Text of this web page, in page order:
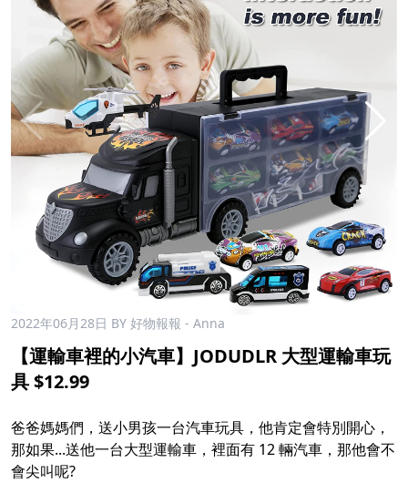
2022年06月28日 BY 好物報報 - Anna
【運輸車裡的小汽車】JODUDLR 大型運輸車玩
具 $12.99
爸爸媽媽們，送小男孩一台汽車玩具，他肯定會特別開心，
那如果...送他一台大型運輸車，裡面有 12 輛汽車，那他會不
會尖叫呢?